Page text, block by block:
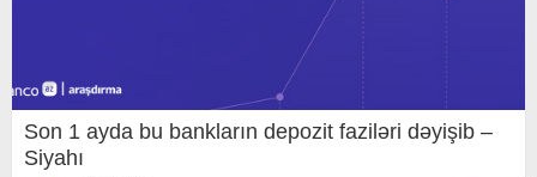
Son 1 ayda bu bankların depozit faziləri dəyişib –
Siyahı